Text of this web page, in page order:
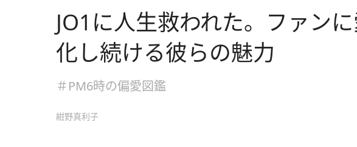
JO1に人生救われた。ファン
化し続ける彼らの魅力
＃PM6時の偏愛図鑑
紺野真利子